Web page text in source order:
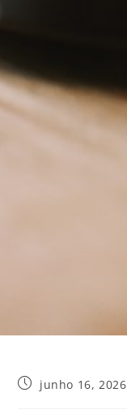
junho 16, 2026